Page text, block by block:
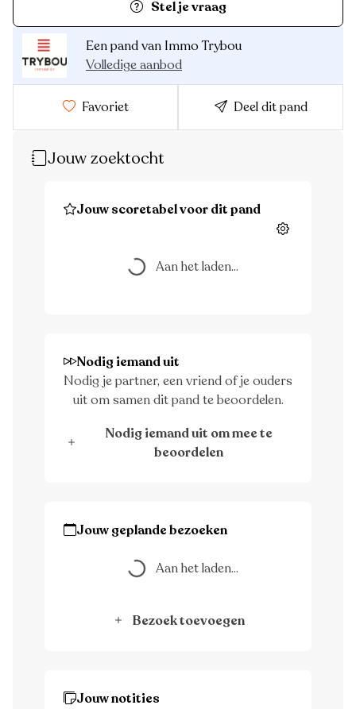
Stel je vraag
Een pand van Immo Trybou
Volledige aanbod
Favoriet Deel dit pand
Jouw zoektocht
Jouw scoretabel voor dit pand
Instellingen
Aan het laden...
Aan het laden...
Nodig iemand uit
Nodig je partner, een vriend of je ouders
uit om samen dit pand te beoordelen.
Nodig iemand uit om mee te
beoordelen
Jouw geplande bezoeken
Aan het laden...
Aan het laden...
Bezoek toevoegen
Jouw notities